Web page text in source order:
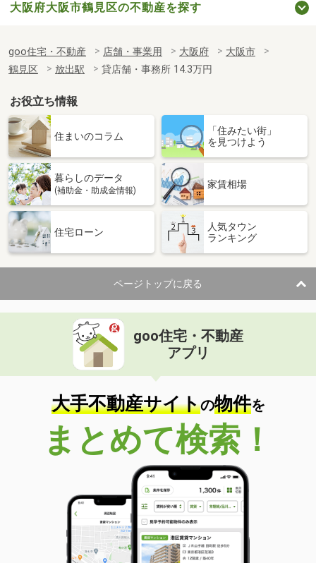
大阪府大阪市鶴見区の不動産を探す
goo住宅・不動産 店舗・事業用 大阪府
大阪市
鶴見区
放出駅 貸店舗・事務所 14.3万円
お役立ち情報
住まいのコラム
「住みたい街」
を見つけよう
暮らしのデータ
(補助金・助成金情報)
家賃相場
住宅ローン
人気タウン
ランキング
ページトップに戻る
goo住宅・不動産
アプリ
大手不動産サイトの物件を
まとめて検索！